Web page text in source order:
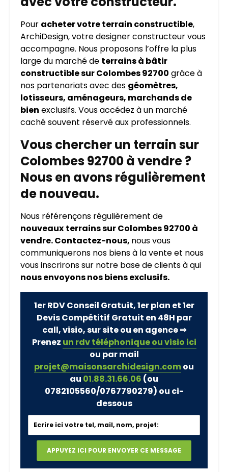
Pour acheter votre terrain constructible,
ArchiDesign, votre designer constructeur vous
accompagne. Nous proposons l’offre la plus
large du marché de terrains à bâtir
constructible sur Colombes 92700 grâce à
nos partenariats avec des géomètres,
lotisseurs, aménageurs, marchands de
bien exclusifs. Vous accédez à un marché
caché souvent réservé aux professionnels.
Vous chercher un terrain sur
Colombes 92700 à vendre ?
Nous en avons régulièrement
de nouveau.
Nous référençons régulièrement de
nouveaux terrains sur Colombes 92700 à
vendre. Contactez-nous, nous vous
communiquerons nos biens à la vente et nous
vous inscrirons sur notre base de clients à qui
nous envoyons nos biens exclusifs.
1er RDV Conseil Gratuit, 1er plan et 1er
Devis Compétitif Gratuit en 48H par
call, visio, sur site ou en agence ⇒
Prenez un rdv téléphonique ou visio ici
ou par mail
projet@maisonsarchidesign.comou
au 01.88.31.66.06 (ou
0782105560/0767790279) ou ci-
dessous